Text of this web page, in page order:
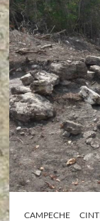
CAMPECHE